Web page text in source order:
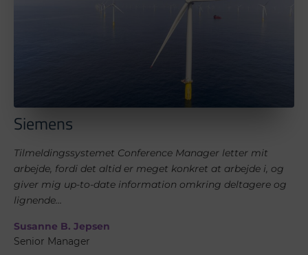
Siemens
Tilmeldingssystemet Conference Manager letter mit
arbejde, fordi det altid er meget konkret at arbejde i, og
giver mig up-to-date information omkring deltagere og
lignende…
Susanne B. Jepsen
Senior Manager